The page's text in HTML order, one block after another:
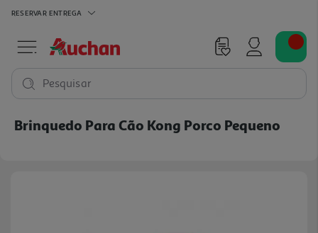
RESERVAR ENTREGA
Pesquisar
Brinquedo Para Cão Kong Porco Pequeno